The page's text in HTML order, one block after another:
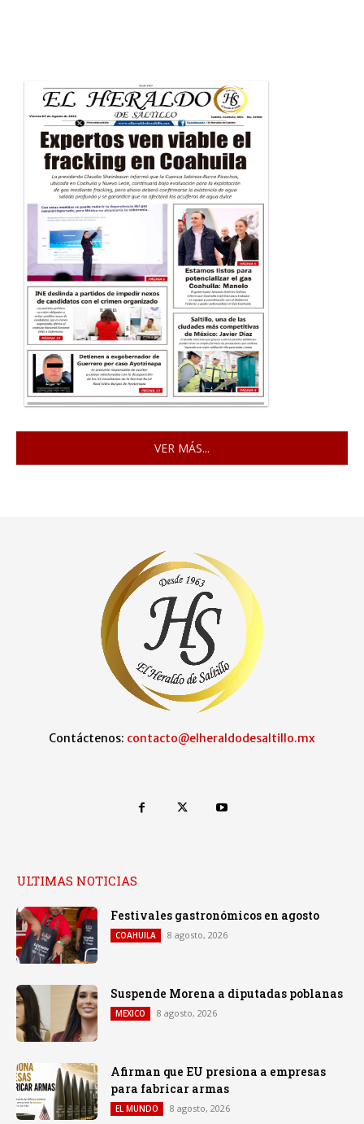
VER MÁS...
Contáctenos: contacto@elheraldodesaltillo.mx
ULTIMAS NOTICIAS
Festivales gastronómicos en agosto
COAHUILA 8 agosto, 2026
Suspende Morena a diputadas poblanas
MEXICO 8 agosto, 2026
Afirman que EU presiona a empresas
para fabricar armas
EL MUNDO 8 agosto, 2026